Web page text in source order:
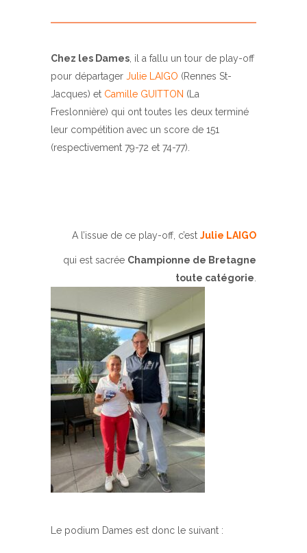
Chez les Dames, il a fallu un tour de play-off
pour départager Julie LAIGO (Rennes St-
Jacques) et Camille GUITTON (La
Freslonnière) qui ont toutes les deux terminé
leur compétition avec un score de 151
(respectivement 79-72 et 74-77).
A l’issue de ce play-off, c’est Julie LAIGO
qui est sacrée Championne de Bretagne
toute catégorie.
Le podium Dames est donc le suivant :